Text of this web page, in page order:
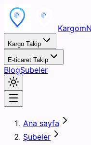
Kargo Takip
E-ticaret Takip
BlogŞubeler
Ana sayfa
Şubeler